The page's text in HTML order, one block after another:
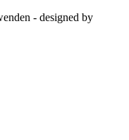
- designed by